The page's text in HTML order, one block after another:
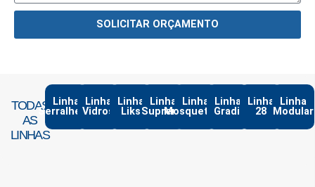
SOLICITAR ORÇAMENTO
TODAS
AS
LINHAS
Linha
Serralheria
Linha
Vidros
Linha
Liks
Linha
Suprema
Linha
Mosqueteiro
Linha
Gradil
Linha
28
Linha
Modular